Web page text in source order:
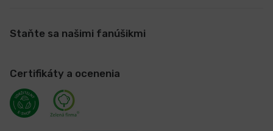
Staňte sa našimi fanúšikmi
Certifikáty a ocenenia